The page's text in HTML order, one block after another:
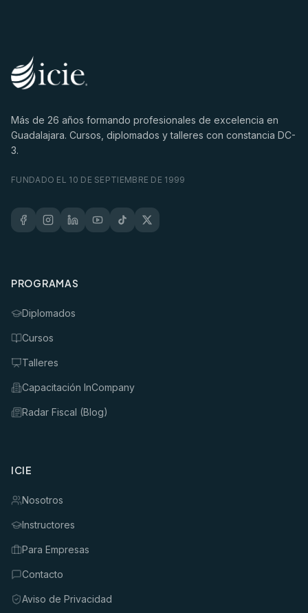
Más de 26 años formando profesionales de excelencia en
Guadalajara. Cursos, diplomados y talleres con constancia DC-
3.
FUNDADO EL 10 DE SEPTIEMBRE DE 1999
PROGRAMAS
Diplomados
Cursos
Talleres
Capacitación InCompany
Radar Fiscal (Blog)
ICIE
Nosotros
Instructores
Para Empresas
Contacto
Aviso de Privacidad